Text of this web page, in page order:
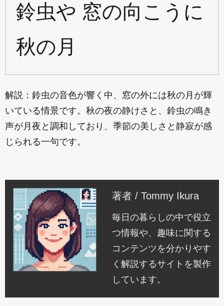
鈴虫や 窓の向こうに
秋の月
解説：鈴虫の音色が響く中、窓の外には秋の月が輝
いている情景です。秋の夜の静けさと、鈴虫の鳴き
声が月夜と調和しており、季節の美しさと静寂が感
じられる一句です。
著者 / Tommy Ikura
毎日の暮らしの中で役立
つ情報や、趣味に関する
コンテンツを分かりやす
く解説するサイトを製作
しています。